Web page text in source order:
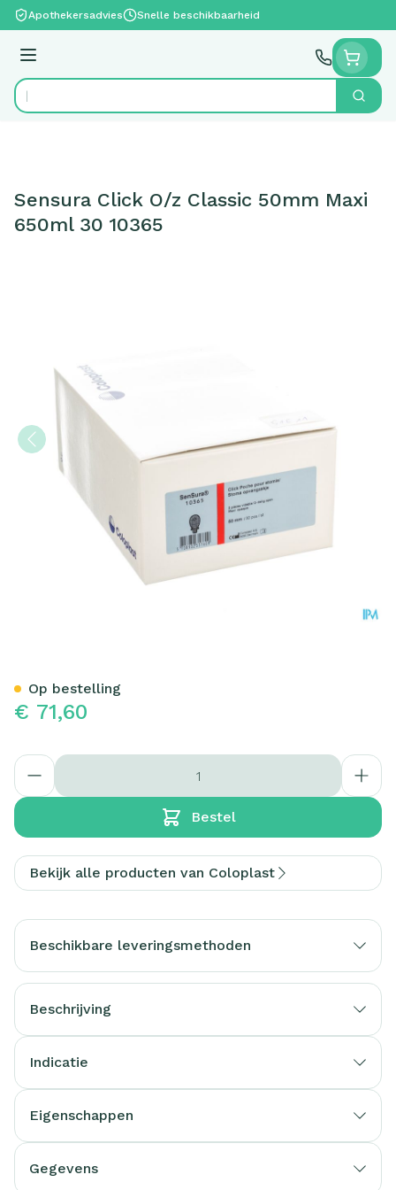
Ga naar de inhoud
Apothekersadvies Snelle beschikbaarheid
Menu
Product, merk, categorie... Zoek
Sensura Click O/z Classic 50mm Maxi
650ml 30 10365
€ 71,60
Aantal
Bestel
Op bestelling
Bekijk alle producten van Coloplast
Beschikbare leveringsmethoden
Beschrijving
Indicatie
Eigenschappen
Gegevens